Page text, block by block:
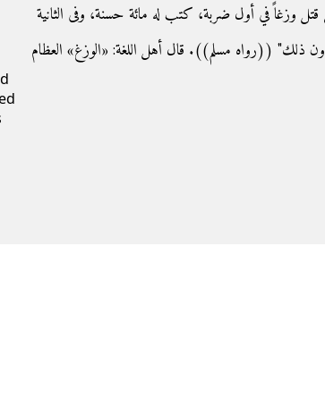
وزغاً في أول ضربة، كتب له مائة حسنة، وفى الثانية
ذلك‏"‏ ‏(‏‏(‏رواه مسلم‏)‏‏)‏‏.‏ قال أهل اللغة: «الوزغ» العظام